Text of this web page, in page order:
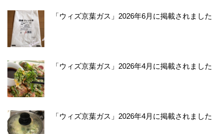
「ウィズ京葉ガス」2026年6月に掲載されました
「ウィズ京葉ガス」2026年4月に掲載されました
「ウィズ京葉ガス」2026年4月に掲載されました